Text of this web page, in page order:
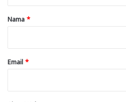
rNama *
Email *